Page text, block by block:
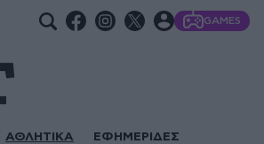
GAMES
ΑΘΛΗΤΙΚΑ ΕΦΗΜΕΡΙΔΕΣ